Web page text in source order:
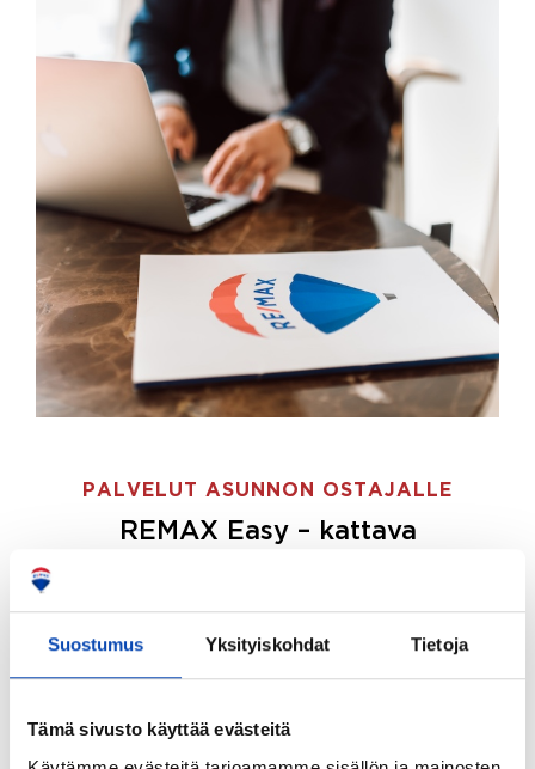
Suostumus Yksityiskohdat Tietoja
Tämä sivusto käyttää evästeitä
PALVELUT ASUNNON OSTAJALLE
REMAX Easy – kattava
ostajille.
Tee ostotoimeksianto ja etsimme juuri